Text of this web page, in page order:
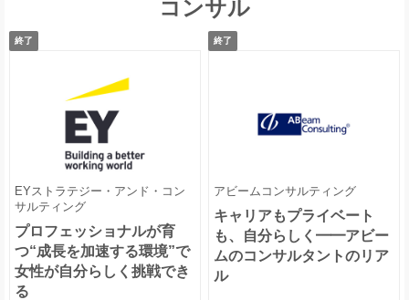
コンサル
終了
EYストラテジー・アンド・コン
サルティング
プロフェッショナルが育
つ“成長を加速する環境”で
女性が自分らしく挑戦でき
る
終了
アビームコンサルティング
キャリアもプライベート
も、自分らしく━━アビー
ムのコンサルタントのリア
ル